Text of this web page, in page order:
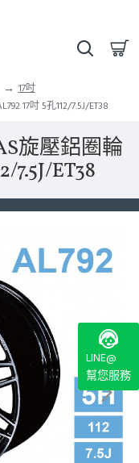
17吋
17吋 5孔112/7.5J/ET38
旋壓鋁圈輪
7.5J/ET38
LINE@
幫您服務